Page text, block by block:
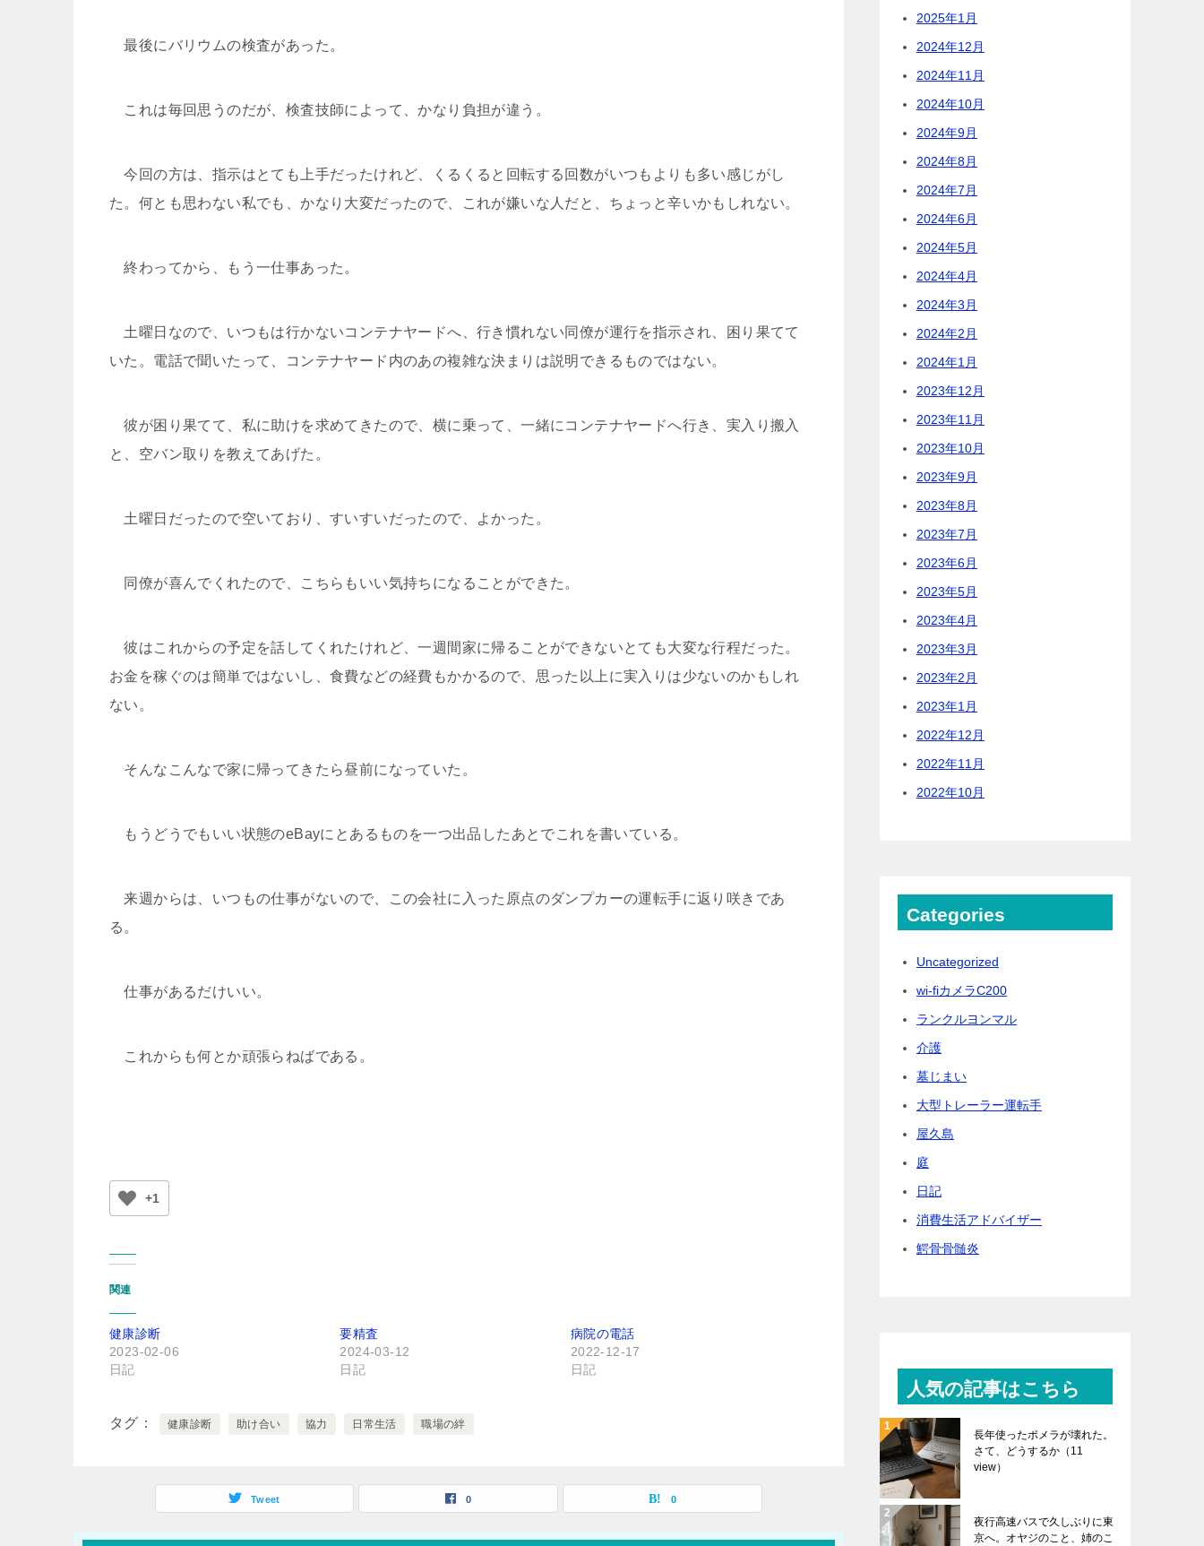
最後にバリウムの検査があった。
これは毎回思うのだが、検査技師によって、かなり負担が違う。
今回の方は、指示はとても上手だったけれど、くるくると回転する回数がいつもよりも多い感じがし
た。何とも思わない私でも、かなり大変だったので、これが嫌いな人だと、ちょっと辛いかもしれない。
終わってから、もう一仕事あった。
土曜日なので、いつもは行かないコンテナヤードへ、行き慣れない同僚が運行を指示され、困り果てて
いた。電話で聞いたって、コンテナヤード内のあの複雑な決まりは説明できるものではない。
彼が困り果てて、私に助けを求めてきたので、横に乗って、一緒にコンテナヤードへ行き、実入り搬入
と、空バン取りを教えてあげた。
土曜日だったので空いており、すいすいだったので、よかった。
同僚が喜んでくれたので、こちらもいい気持ちになることができた。
彼はこれからの予定を話してくれたけれど、一週間家に帰ることができないとても大変な行程だった。
お金を稼ぐのは簡単ではないし、食費などの経費もかかるので、思った以上に実入りは少ないのかもしれ
ない。
そんなこんなで家に帰ってきたら昼前になっていた。
もうどうでもいい状態のeBayにとあるものを一つ出品したあとでこれを書いている。
来週からは、いつもの仕事がないので、この会社に入った原点のダンプカーの運転手に返り咲きであ
る。
仕事があるだけいい。
これからも何とか頑張らねばである。
+1
関連
健康診断
2023-02-06
日記
要精査
2024-03-12
日記
病院の電話
2022-12-17
日記
タグ 健康診断 助け合い 協力 日常生活 職場の絆
Tweet 0 0
2025年1月
2024年12月
2024年11月
2024年10月
2024年9月
2024年8月
2024年7月
2024年6月
2024年5月
2024年4月
2024年3月
2024年2月
2024年1月
2023年12月
2023年11月
2023年10月
2023年9月
2023年8月
2023年7月
2023年6月
2023年5月
2023年4月
2023年3月
2023年2月
2023年1月
2022年12月
2022年11月
2022年10月
Categories
Uncategorized
wi-fiカメラC200
ランクルヨンマル
介護
墓じまい
大型トレーラー運転手
屋久島
庭
日記
消費生活アドバイザー
鰐骨骨髄炎
人気の記事はこちら
長年使ったポメラが壊れた。
さて、どうするか （11
view）
夜行高速バスで久しぶりに東
京へ。オヤジのこと、姉のこ